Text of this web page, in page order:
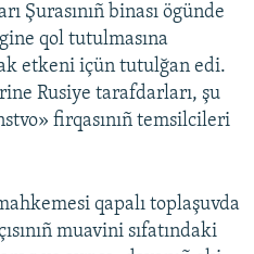
Şurasınıñ binası ögünde
qol tutulmasına
etkeni içün tutulğan edi.
Rusiye tarafdarları, şu
firqasınıñ temsilcileri
qapalı toplaşuvda
muavini sıfatındaki